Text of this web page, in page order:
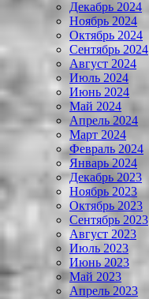
Декабрь 2024
Ноябрь 2024
Октябрь 2024
Сентябрь 2024
Август 2024
Июль 2024
Июнь 2024
Май 2024
Апрель 2024
Март 2024
Февраль 2024
Январь 2024
Декабрь 2023
Ноябрь 2023
Октябрь 2023
Сентябрь 2023
Август 2023
Июль 2023
Июнь 2023
Май 2023
Апрель 2023